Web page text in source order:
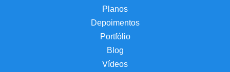
Planos
Depoimentos
Portfólio
Blog
Vídeos